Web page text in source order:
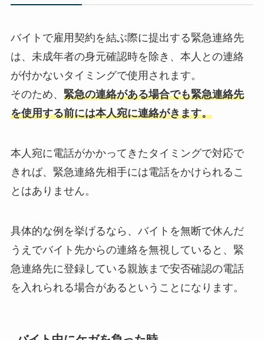
バイトで雇用契約を結ぶ際に提出する緊急連絡先
は、未成年者の身元確認時を除き、本人との連絡
が付かないタイミングで使用されます。
そのため、 緊急の連絡がある場合でも緊急連絡先
を使用する前には本人宛に連絡がきます。
本人宛に電話がかかってきたタイミングで対応で
きれば、緊急連絡先相手には電話をかけられるこ
とはありません。
具体的な例を挙げるなら、バイトを無断で休んだ
うえでバイト先からの連絡を無視していると、緊
急連絡先に登録している親族まで安否確認の電話
を入れられる場合があるということになります。